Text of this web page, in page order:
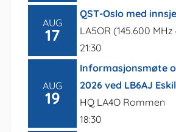
AUG
17
QST-Oslo med
LA5OR (145.600 MHz
21:30
AUG
19
Informasjonsmøte
2026 ved LB6AJ Eskil
HQ LA4O Rommen
18:30